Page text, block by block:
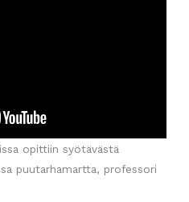
opittiin syötävästä
puutarhamartta, professori